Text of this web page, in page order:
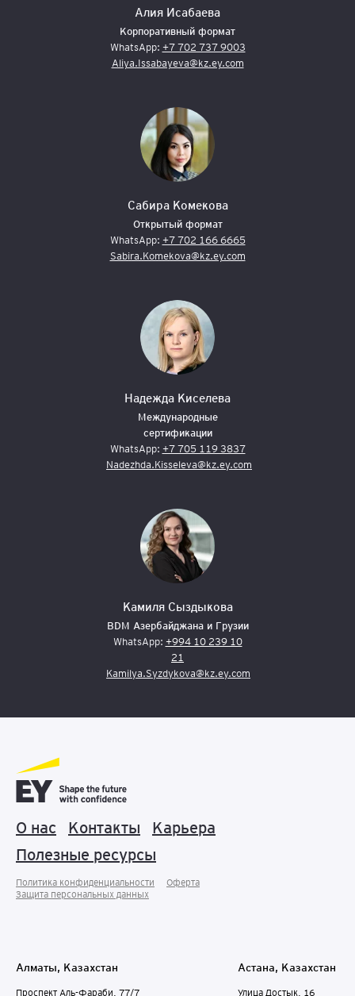
Алия Исабаева
Корпоративный формат
WhatsApp: +7 702 737 9003
Aliya.Issabayeva@kz.ey.com
Сабира Комекова
Открытый формат
WhatsApp: +7 702 166 6665
Sabira.Komekova@kz.ey.com
Надежда Киселева
Международные
сертификации
WhatsApp: +7 705 119 3837
Nadezhda.Kisseleva@kz.ey.com
Камиля Сыздыкова
BDM Азербайджана и Грузии
WhatsApp: +994 10 239 10
21
Kamilya.Syzdykova@kz.ey.com
О нас Контакты
Карьера
Полезные ресурсы
Политика конфиденциальности
Оферта
Защита персональных данныx
Алматы, Казахстан
Проспект Аль-Фараби, 77/7
Астана, Казахстан
Улица Достык, 16